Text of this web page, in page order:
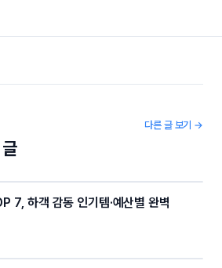
e
a
p
Li
다른 글 보기 →
7, 하객 감동 인기템·예산별 완벽